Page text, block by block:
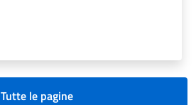
Tutte le pagine